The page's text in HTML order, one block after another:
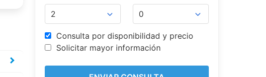
Consulta por disponibilidad y precio
Solicitar mayor información